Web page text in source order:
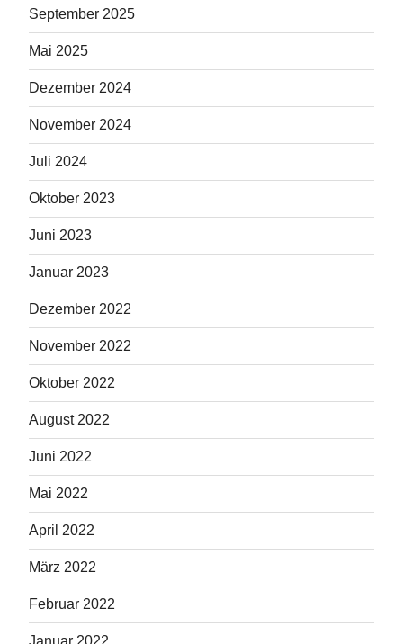
September 2025
Mai 2025
Dezember 2024
November 2024
Juli 2024
Oktober 2023
Juni 2023
Januar 2023
Dezember 2022
November 2022
Oktober 2022
August 2022
Juni 2022
Mai 2022
April 2022
März 2022
Februar 2022
Januar 2022